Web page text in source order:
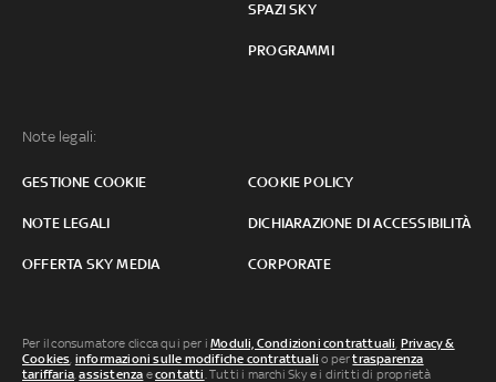
SPAZI SKY
PROGRAMMI
Note legali:
GESTIONE COOKIE COOKIE POLICY
NOTE LEGALI DICHIARAZIONE DI ACCESSIBILITÀ
OFFERTA SKY MEDIA CORPORATE
Per il consumatore clicca qui per iModuli, Condizioni contrattuali, Privacy &
Cookies, informazioni sulle modifiche contrattuali o pertrasparenza
tariffaria,assistenza econtatti. Tutti i marchi Sky e i diritti di proprietà